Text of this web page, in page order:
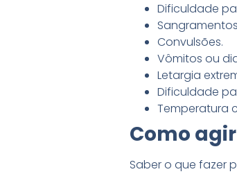
Dificuldade
Convulsões.
Vômitos ou
Letargia
Dificuldade
Temperatura
Como
Saber o que fazer